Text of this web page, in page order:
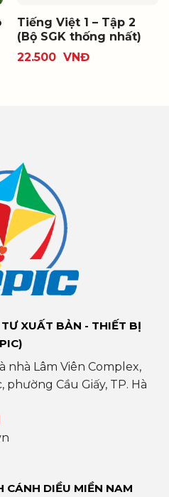
Tiếng Việt 1 – Tập 2
(Bộ SGK thống nhất)
22.500 VNĐ
XUẤT BẢN - THIẾT BỊ
nhà Lâm Viên Complex,
phường Cầu Giấy, TP. Hà
CÁNH DIỀU MIỀN NAM